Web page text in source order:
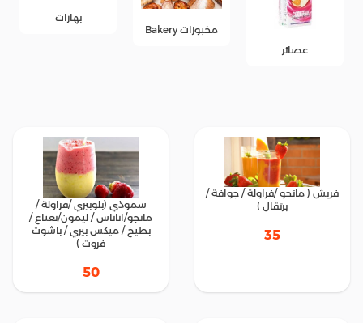
مخبوزات Bakery
فريش ( مانجو /فراولة / جوافة /
برتقال )
35
سموذي (بلوبيري /فراولة /
مانجو/اناناس / ليمون/نعناع /
بطيخ / ميكس بيري / باشوت
فروت )
50